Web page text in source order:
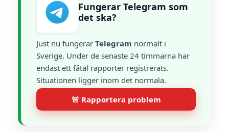
Fungerar Telegram som
det ska?
Just nu fungerar Telegram normalt i
Sverige. Under de senaste 24 timmarna har
endast ett fåtal rapporter registrerats.
Situationen ligger inom det normala.
🚨 Rapportera problem